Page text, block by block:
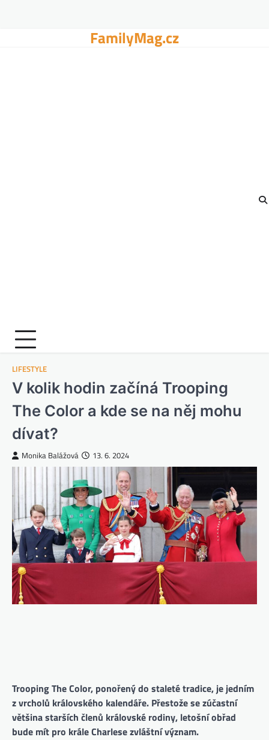
FamilyMag.cz
LIFESTYLE
V kolik hodin začíná Trooping
The Color a kde se na něj mohu
dívat?
Monika Balážová 13. 6. 2024
Trooping The Color, ponořený do staleté tradice, je jedním
z vrcholů královského kalendáře. Přestože se zúčastní
většina starších členů královské rodiny, letošní obřad
bude mít pro krále Charlese zvláštní význam.